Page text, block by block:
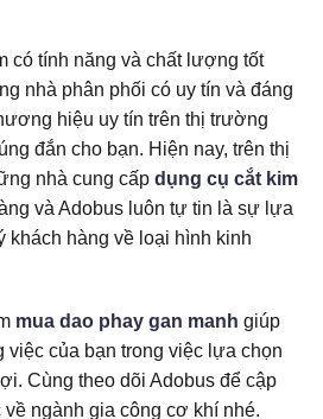
có tính năng và chất lượng tốt
nhà phân phối có uy tín và đáng
hiệu uy tín trên thị trường
đắn cho bạn. Hiện nay, trên thị
nhà cung cấp dụng cụ cắt kim
và Adobus luôn tự tin là sự lựa
khách hàng về loại hình kinh
mua dao phay gan manh giúp
việc của bạn trong việc lựa chọn
Cùng theo dõi Adobus để cập
ngành gia công cơ khí nhé.